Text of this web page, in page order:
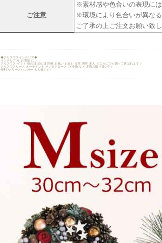
ご注意
※素材感や色合いの表現に
※環境により色合いが異な
ご了承の上ご注文お願い致
◆クリスマスインテリア◆
インテリア を お洒落 に ♪
クリスマス ギフト 母の日 父の日 同僚 お祝い お返し 女性 男性 友人 どなたにでも贈って喜ばれます ♪
クリスマスリース オーナメント サンタクロース の 小物 など 多数お取り扱い中♪
便利 な リースハンガー も人気です♪